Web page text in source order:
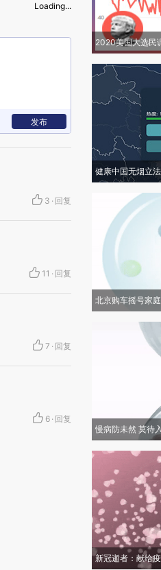
Loading...
发布
3 · 回复
11 · 回复
7 · 回复
6 · 回复
2020美国大选民
健康中国无烟立
北京购车摇号家
慢病防未然 莫待
新冠逝者：献给